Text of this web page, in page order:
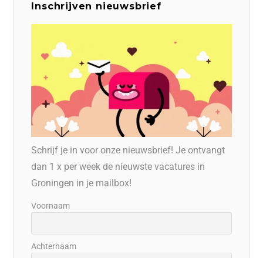
Inschrijven nieuwsbrief
Schrijf je in voor onze nieuwsbrief! Je ontvangt
dan 1 x per week de nieuwste vacatures in
Groningen in je mailbox!
Voornaam
Achternaam